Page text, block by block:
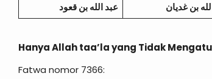
عبد الله بن قعود
بن غديان
Hanya Allah taa’la yang Tidak
Fatwa nomor 7366: